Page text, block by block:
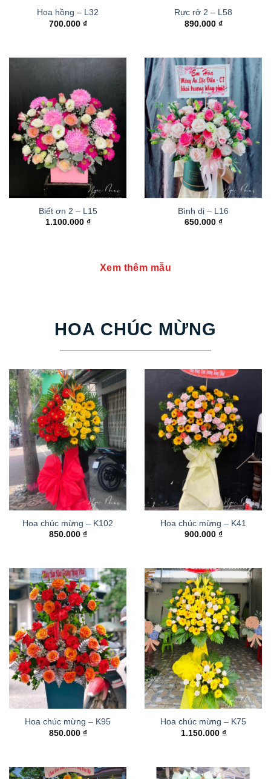
Hoa hồng – L32
700.000 ₫
Rực rở 2 – L58
890.000 ₫
Biết ơn 2 – L15
1.100.000 ₫
Bình dị – L16
650.000 ₫
Xem thêm mẫu
HOA CHÚC MỪNG
Hoa chúc mừng – K102
850.000 ₫
Hoa chúc mừng – K41
900.000 ₫
Hoa chúc mừng – K95
850.000 ₫
Hoa chúc mừng – K75
1.150.000 ₫